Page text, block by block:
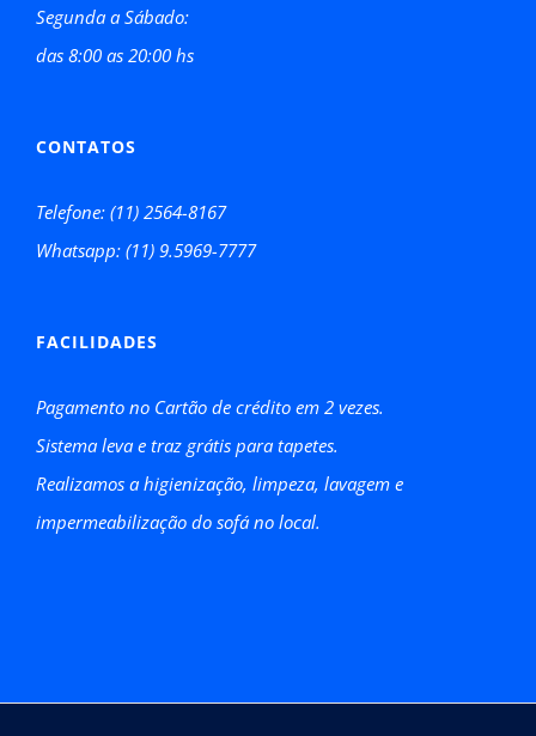
Segunda a Sábado:
das 8:00 as 20:00 hs
CONTATOS
Telefone: (11) 2564-8167
Whatsapp: (11) 9.5969-7777
FACILIDADES
Pagamento no Cartão de crédito em 2 vezes.
Sistema leva e traz grátis para tapetes.
Realizamos a higienização, limpeza, lavagem e
impermeabilização do sofá no local.